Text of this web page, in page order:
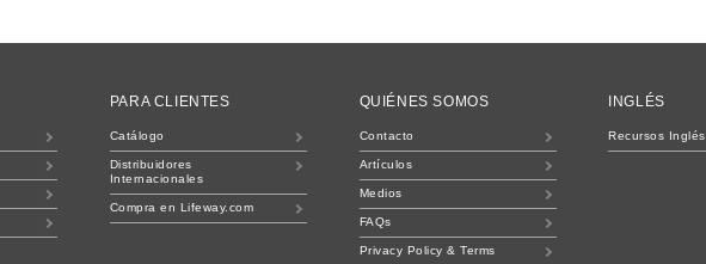
PARA CLIENTES
Catálogo
Distribuidores
Internacionales
Compra en Lifeway.com
QUIÉNES SOMOS
Contacto
Artículos
Medios
FAQs
Privacy Policy & Terms
INGLÉS
Recursos Inglés